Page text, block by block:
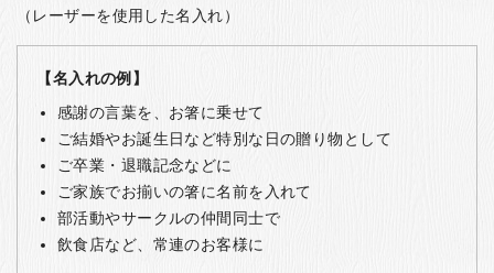
（レーザーを使用した名入れ）
【名入れの例】
感謝の言葉を、お箸に乗せて
ご結婚やお誕生日など特別な日の贈り物として
ご卒業・退職記念などに
ご家族でお揃いの箸に名前を入れて
部活動やサークルの仲間同士で
飲食店など、常連のお客様に